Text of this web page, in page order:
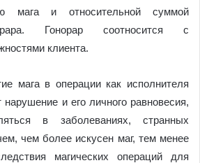
мага и относительной суммой
Гонорар соотносится с
клиента.
мага в операции как исполнителя
и его личного равновесия,
в заболеваниях, странных
чем более искусен маг, тем менее
магических операций для